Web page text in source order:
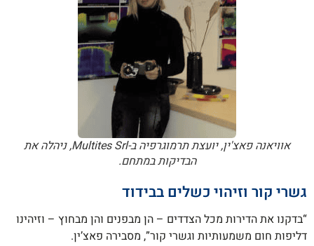
אוויאנה פאצ'ין, יועצת תרמוגרפיה ב-Multites Srl, ניהלה את
הבדיקות במתחם.
גשרי קור וזיהוי כשלים בבידוד
“בדקנו את הדירות מכל הצדדים – הן מבפנים והן מבחוץ – וזיהינו
דליפות חום משמעותיות וגשרי קור”, מסבירה פאצ’ין.